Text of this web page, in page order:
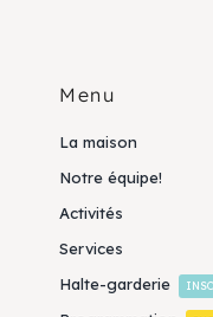
Menu
La maison
Notre équipe!
Activités
Services
Halte-garderie